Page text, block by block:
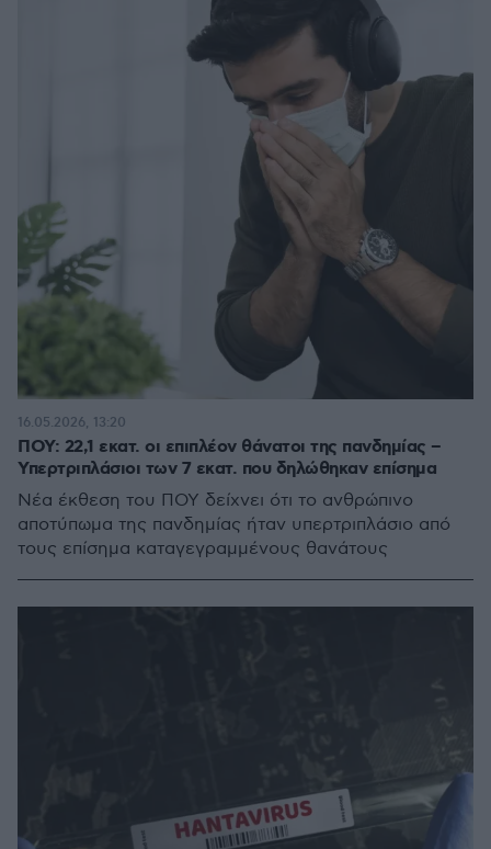
ΠΟΥ: 22,1 εκατ. οι επιπλέον θάνατοι της πανδημίας –
Υπερτριπλάσιοι των 7 εκατ. που δηλώθηκαν επίσημα
Νέα έκθεση του ΠΟΥ δείχνει ότι το ανθρώπινο
αποτύπωμα της πανδημίας ήταν υπερτριπλάσιο από
τους επίσημα καταγεγραμμένους θανάτους
16.05.2026, 13:20